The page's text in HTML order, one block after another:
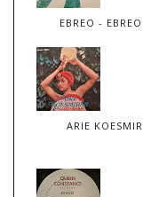
EBREO -
ARIE